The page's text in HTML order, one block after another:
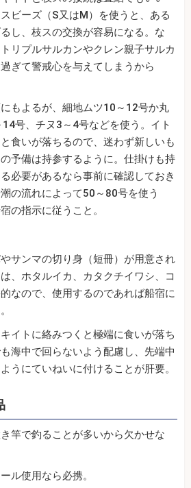
ビーズ（S又はM）を使うと、ある
し、枝スの交換が容易になる。な
リプルサルカンやクレン親子サルカ
ぎて警戒心を与えてしまうから
もよるが、細地ムツ10～12号か丸
号、チヌ3～4号などを使う。イト
食いが落ちるので、迷わず新しいも
予備は持参するように。仕掛けも持
必要があるなら事前に確認しておき
の流れによって50～80号を使う
の指示に従うこと。
サンマの切り身（短冊）が用意され
、ホタルイカ、カタクチイワシ、コ
なので、使用するのであれば船宿に
イトに絡みつくと極端に食いが落ち
海中で回らないよう配慮し、先端中
うにていねいに付けることが肝要。
竿で釣ることが多いから欠かせな
ル使用なら必携。